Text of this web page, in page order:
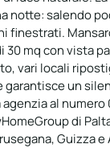
notte: salendo
finestrati.
mq con vista
vari locali
un
al
di
Guizza e